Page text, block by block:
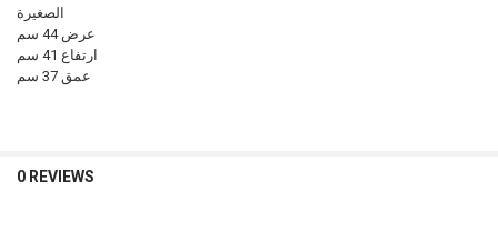
الصغيرة
عرض 44 سم
ارتفاع 41 سم
عمق 37 سم
0 REVIEWS